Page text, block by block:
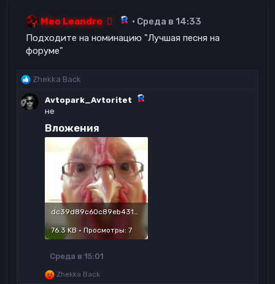
Meo Leandro
Среда в 14:33
Подходите на номинацию "Лучшая песня на
форуме"
Р
а
к
Zhekka Back
Avtopark_Avtoritet
не
Вложения
dc39d89c60c89eb431dbc93f14335531.jpg
76.3 KB · Просмотры: 7
Среда в 15:01
Р
Zhekka Back